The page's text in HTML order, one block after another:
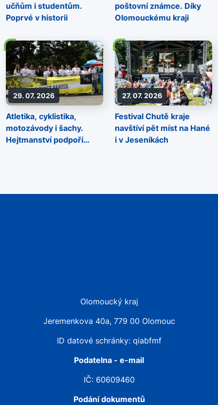
učňům i studentům.
Poprvé v historii
poštovní známce. Díky
Olomouckému kraji
29. 07. 2026
Atletika, cyklistika,
motozávody i šachy.
Hejtmanství podpoří
27. 07. 2026
Festival Chutě kraje
navštíví pět míst na Hané
i v Jeseníkách
Olomoucký kraj
Jeremenkova 40a, 779 00 Olomouc
ID datové schránky: qiabfmf
Podatelna - e-mail
IČ: 60609460
Podání dokumentů